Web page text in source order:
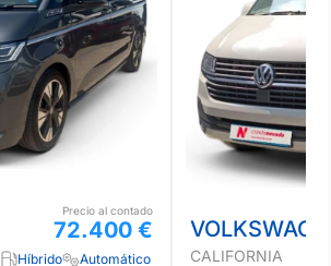
Precio al contado
72.400 €
Híbrido
Automático
VOLKSWAGEN
CALIFORNIA